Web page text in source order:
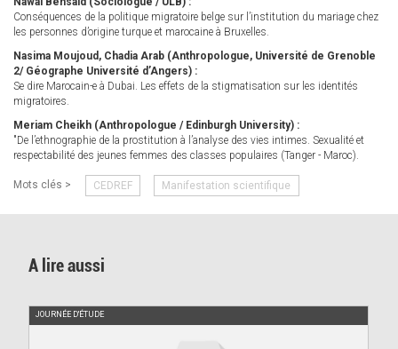
Conséquences de la politique migratoire belge sur l’institution du mariage chez
les personnes d’origine turque et marocaine à Bruxelles.
Nasima Moujoud, Chadia Arab (Anthropologue, Université de Grenoble
2/ Géographe Université d’Angers) :
Se dire Marocain-e à Dubai. Les effets de la stigmatisation sur les identités
migratoires.
Meriam Cheikh (Anthropologue / Edinburgh University) :
"De l’ethnographie de la prostitution à l’analyse des vies intimes. Sexualité et
respectabilité des jeunes femmes des classes populaires (Tanger - Maroc).
Mots clés > CEDREF Manifestation scientifique
A lire aussi
JOURNÉE D'ÉTUDE